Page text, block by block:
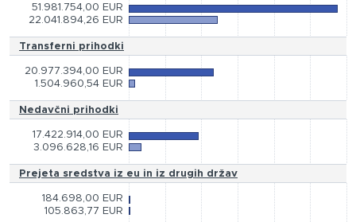
51.981.754,00 EUR
22.041.894,26 EUR
Transferni prihodki
20.977.394,00 EUR
1.504.960,54 EUR
Nedavčni prihodki
17.422.914,00 EUR
3.096.628,16 EUR
Prejeta sredstva iz eu in iz drugih držav
184.698,00 EUR
105.863,77 EUR